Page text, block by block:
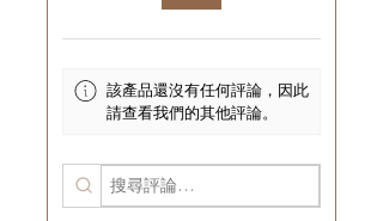
該產品還沒有任何評論，因此
請查看我們的其他評論。